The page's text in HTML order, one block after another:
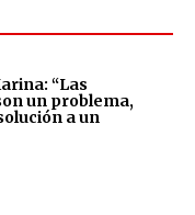
“Las
un problema,
a un